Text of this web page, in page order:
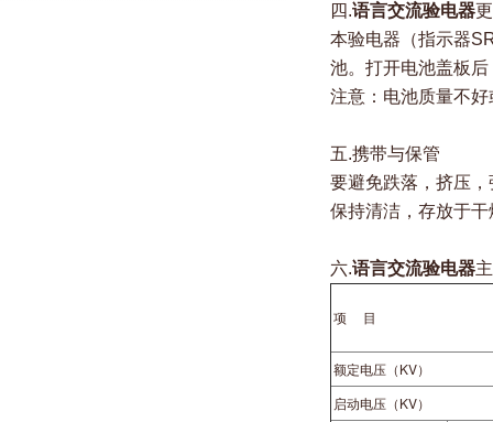
四.语言交流验电器
本验电器（指示器
池。打开电池盖板
注意：电池质量不
五.携带与保管
要避免跌落，挤压
保持清洁，存放于干
六.语言交流验电器
项 目
额定电压（KV）
启动电压（KV）